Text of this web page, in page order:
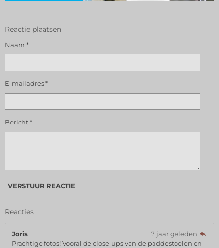
Reactie plaatsen
Naam *
E-mailadres *
Bericht *
VERSTUUR REACTIE
Reacties
Joris
7 jaar geleden
Prachtige fotos! Vooral de close-ups van de paddestoelen en